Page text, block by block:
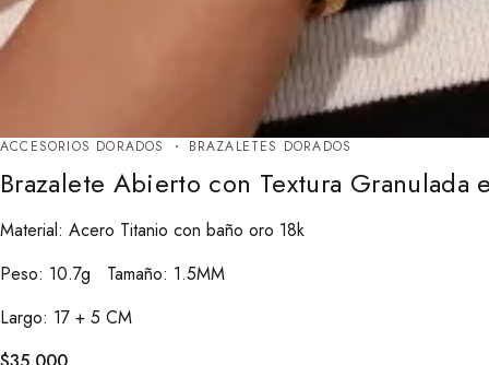
ACCESORIOS DORADOS BRAZALETES DORADOS
Brazalete Abierto con Textura Granulada
Material: Acero Titanio con baño oro 18k
Peso: 10.7g Tamaño: 1.5MM
Largo: 17 + 5 CM